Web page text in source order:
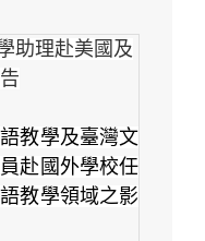
助理赴美國及
教學及臺灣文
赴國外學校任
教學領域之影